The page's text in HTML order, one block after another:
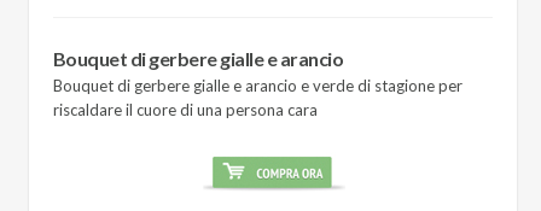
Bouquet di gerbere gialle e arancio
Bouquet di gerbere gialle e arancio e verde di stagione per
riscaldare il cuore di una persona cara